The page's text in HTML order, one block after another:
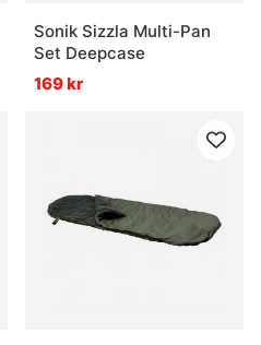
Sonik Sizzla Multi-Pan
Set Deepcase
169 kr